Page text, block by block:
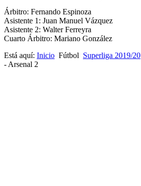
Árbitro: Fernando Espinoza
Asistente 1: Juan Manuel Vázquez
Asistente 2: Walter Ferreyra
Cuarto Árbitro: Mariano González
Está aquí: Inicio Fútbol Superliga 2019/20
- Arsenal 2